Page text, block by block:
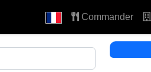
Commander